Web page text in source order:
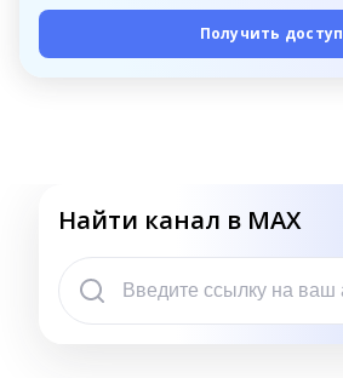
Получить доступ
Найти канал в MAX